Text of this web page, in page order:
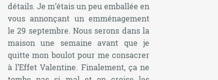
détails. Je m’étais un peu emballée en
vous annonçant un emménagement
le 29 septembre. Nous serons dans la
maison une semaine avant que je
quitte mon boulot pour me consacrer
à l’Effet Valentine. Finalement, ça ne